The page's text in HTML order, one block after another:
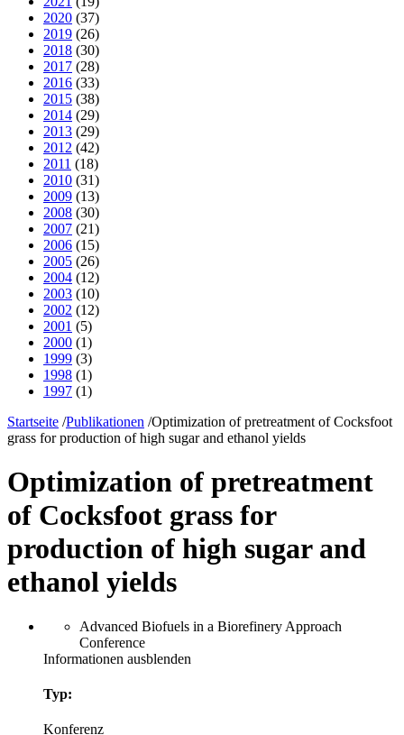
2020 (37)
2019 (26)
2018 (30)
2017 (28)
2016 (33)
2015 (38)
2014 (29)
2013 (29)
2012 (42)
2011 (18)
2010 (31)
2009 (13)
2008 (30)
2007 (21)
2006 (15)
2005 (26)
2004 (12)
2003 (10)
2002 (12)
2001 (5)
2000 (1)
1999 (3)
1998 (1)
1997 (1)
Startseite /Publikationen /Optimization of pretreatment of Cocksfoot
grass for production of high sugar and ethanol yields
Optimization of pretreatment
of Cocksfoot grass for
production of high sugar and
ethanol yields
Advanced Biofuels in a Biorefinery Approach
Conference
Informationen ausblenden
Typ:
Konferenz